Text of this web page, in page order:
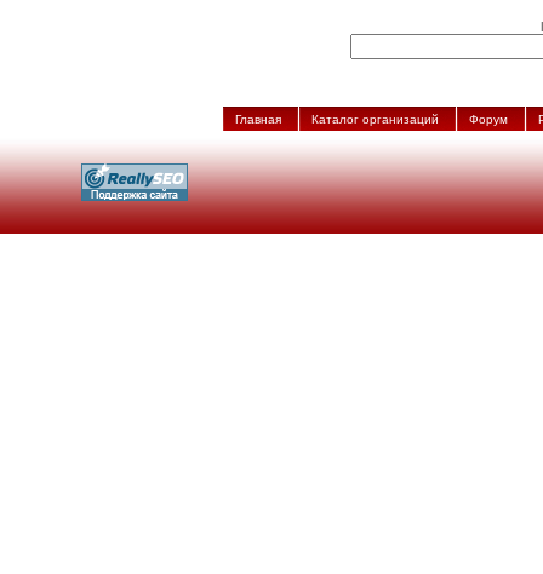
Главная Каталог организаций Форум